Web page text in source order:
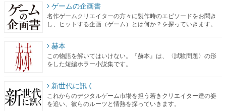
ゲームの企画書
名作ゲームクリエイターの方々に製作時のエピソードをお聞き
し、ヒットする企画（ゲーム）とは何か？を探っていきます。
赫本
この物語を解いてはいけない。『赫本』は、〈試験問題〉の形
をした短編ホラー小説集です。
新世代に訊く
これからのデジタルゲーム市場を担う若きクリエイター達の姿
を追い、彼らのルーツと情熱を探っていきます。